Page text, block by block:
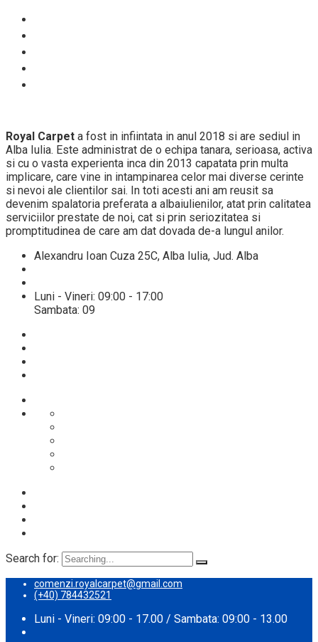
Royal Carpet a fost in infiintata in anul 2018 si are sediul in
Alba Iulia. Este administrat de o echipa tanara, serioasa, activa
si cu o vasta experienta inca din 2013 capatata prin multa
implicare, care vine in intampinarea celor mai diverse cerinte
si nevoi ale clientilor sai. In toti acesti ani am reusit sa
devenim spalatoria preferata a albaiulienilor, atat prin calitatea
serviciilor prestate de noi, cat si prin seriozitatea si
promptitudinea de care am dat dovada de-a lungul anilor.
Alexandru Ioan Cuza 25C, Alba Iulia, Jud. Alba
Luni - Vineri: 09:00 - 17:00
Sambata: 09
Search for:
comenzi.royalcarpet@gmail.com
(+40) 784432521
Luni - Vineri: 09:00 - 17.00 / Sambata: 09:00 - 13.00